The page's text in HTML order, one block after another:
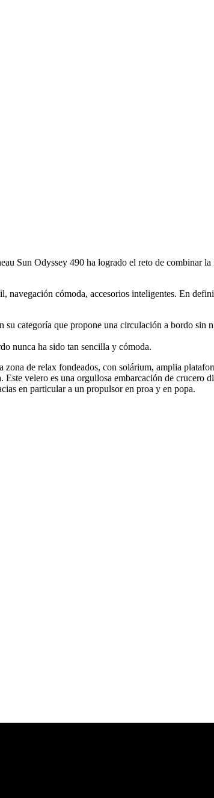
Sun Odyssey 490 ha logrado el reto de combinar
navegación cómoda, accesorios inteligentes. En
categoría que propone una circulación a bordo sin
nunca ha sido tan sencilla y cómoda.
de relax fondeados, con solárium, amplia
velero es una orgullosa embarcación de crucero
en particular a un propulsor en proa y en popa.